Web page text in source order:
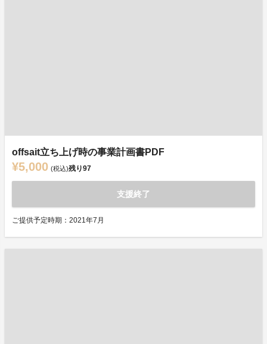
offsait立ち上げ時の事業計画書PDF
¥5,000 (税込)残り97
支援終了
ご提供予定時期：2021年7月